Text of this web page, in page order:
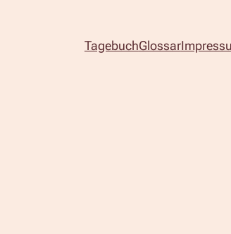
TagebuchGlossar